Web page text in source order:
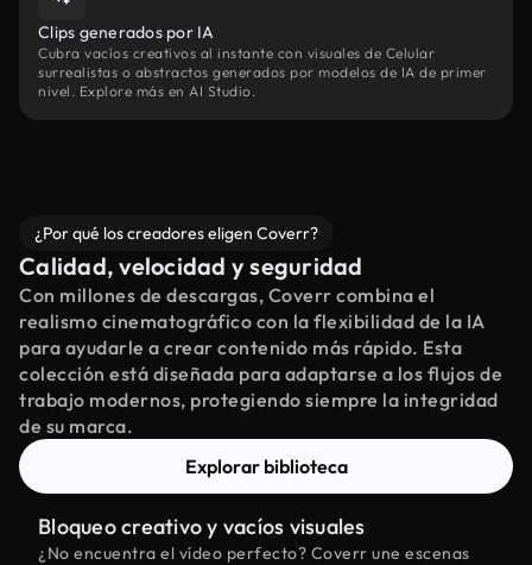
Clips generados por IA
Cubra vacíos creativos al instante con visuales de Celular
surrealistas o abstractos generados por modelos de IA de primer
nivel. Explore más en AI Studio.
¿Por qué los creadores eligen Coverr?
Calidad, velocidad y seguridad
Con millones de descargas, Coverr combina el
realismo cinematográfico con la flexibilidad de la IA
para ayudarle a crear contenido más rápido. Esta
colección está diseñada para adaptarse a los flujos de
trabajo modernos, protegiendo siempre la integridad
de su marca.
Explorar biblioteca
Bloqueo creativo y vacíos visuales
¿No encuentra el vídeo perfecto? Coverr une escenas